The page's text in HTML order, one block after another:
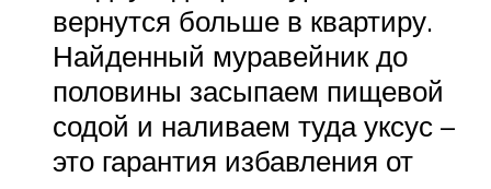
вернутся больше в квартиру.
Найденный муравейник до
половины засыпаем пищевой
содой и наливаем туда уксус –
это гарантия избавления от